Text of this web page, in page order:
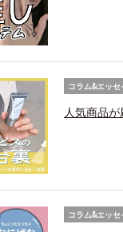
コラム&エッセ
人気商品
コラム&エッセ